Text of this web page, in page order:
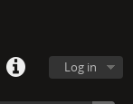
Log in